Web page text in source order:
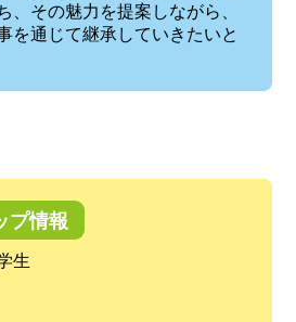
、その魅力を提案しながら、
を通じて継承していきたいと
プ情報
生